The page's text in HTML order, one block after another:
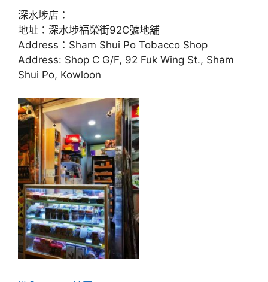
深水埗店：
地址：深水埗福榮街92C號地舖
Address：Sham Shui Po Tobacco Shop
Address: Shop C G/F, 92 Fuk Wing St., Sham
Shui Po, Kowloon